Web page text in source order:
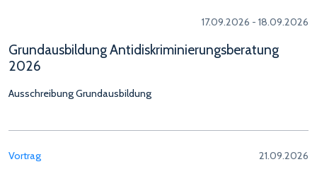
17.09.2026 - 18.09.2026
Grundausbildung Antidiskriminierungsberatung
2026
Ausschreibung Grundausbildung
Vortrag 21.09.2026